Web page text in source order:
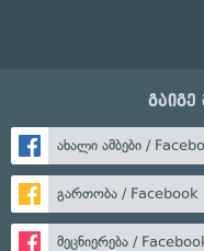
გაიგე
ახალი ამბები /
გართობა / Facebook
მეცნიერება /